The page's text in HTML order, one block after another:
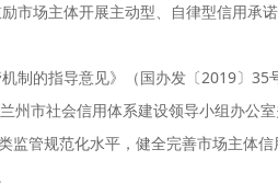
市场主体开展主动型、自律型信用承
制的指导意见》（国办发〔2019〕35
州市社会信用体系建设领导小组办公
管规范化水平，健全完善市场主体